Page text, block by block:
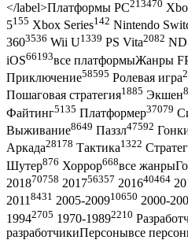
</label>Платформы PC213470
5155 Xbox Series142 Nintendo
3603536 Wii U1339 PS Vita2082
iOS66193все платформыЖанры
Приключение58595 Ролевая игра
Пошаговая стратегия1885 Экшен
Файтинг5135 Платформер37079
Выживание8649 Паззл47592
Аркада28178 Тактика1322
Шутер876 Хоррор668все
201870758 201756357 201640464
20118431 2005-200910650 2000-
19942705 1970-19892210
разработчикиПерсонывсе